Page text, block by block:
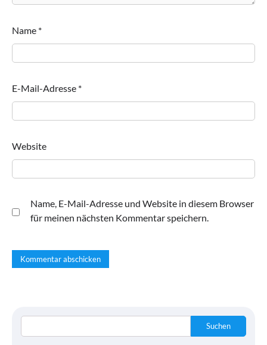
Name *
E-Mail-Adresse *
Website
Name, E-Mail-Adresse und Website in diesem Browser
für meinen nächsten Kommentar speichern.
Suchen